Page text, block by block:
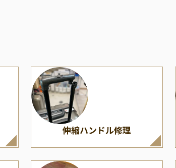
伸縮ハンドル修理